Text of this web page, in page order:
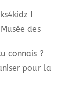
!
des
connais ?
pour la